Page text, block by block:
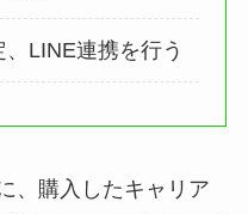
LINE連携を行う
、購入したキャリア